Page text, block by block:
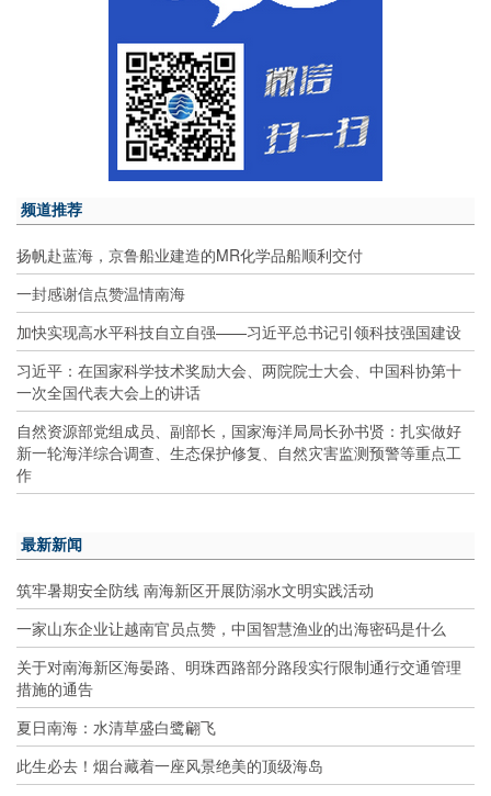
频道推荐
扬帆赴蓝海，京鲁船业建造的MR化学品船顺利交付
一封感谢信点赞温情南海
加快实现高水平科技自立自强——习近平总书记引领科技强国建设
习近平：在国家科学技术奖励大会、两院院士大会、中国科协第十
一次全国代表大会上的讲话
自然资源部党组成员、副部长，国家海洋局局长孙书贤：扎实做好
新一轮海洋综合调查、生态保护修复、自然灾害监测预警等重点工
作
最新新闻
筑牢暑期安全防线 南海新区开展防溺水文明实践活动
一家山东企业让越南官员点赞，中国智慧渔业的出海密码是什么
关于对南海新区海晏路、明珠西路部分路段实行限制通行交通管理
措施的通告
夏日南海：水清草盛白鹭翩飞
此生必去！烟台藏着一座风景绝美的顶级海岛